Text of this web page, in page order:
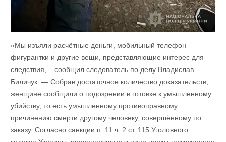
«Мы изъяли расчётные деньги, мобильный телефон
фигурантки и другие вещи, представляющие интерес для
следствия, – сообщил следователь по делу Владислав
Биличук. — Собрав достаточное количество доказательств,
женщине сообщили о подозрении в готовке к умышленному
убийству, то есть умышленному противоправному
причинению смерти другому человеку, совершённому по
заказу. Согласно санкции п. 11 ч. 2 ст. 115 Уголовного